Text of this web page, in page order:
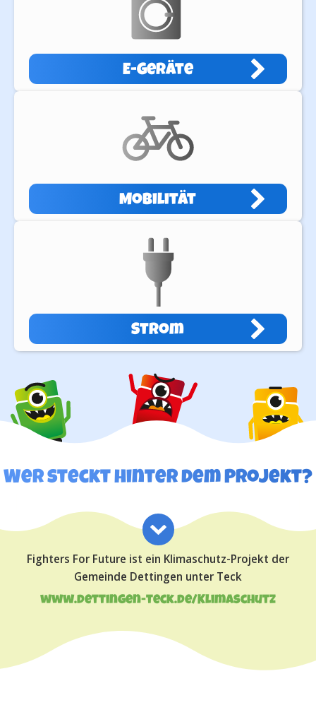
E-Geräte
Mobilität
Strom
Wer steckt hinter dem Projekt?
Fighters For Future ist ein Klimaschutz-Projekt der
Gemeinde Dettingen unter Teck
www.dettingen-teck.de/Klimaschutz